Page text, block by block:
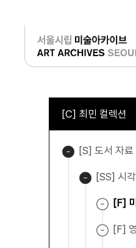
로
[C] 최민 컬렉션
[S] 도서 자료
[SS] 시
[F]
[F]